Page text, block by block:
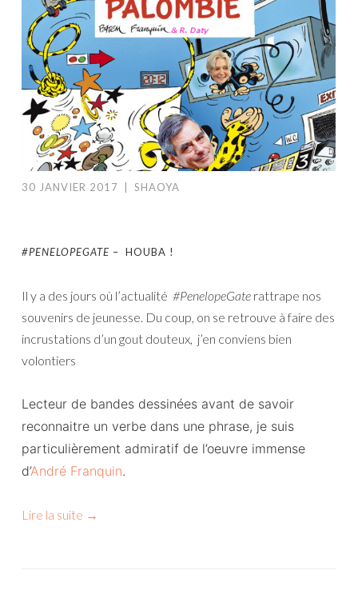
30 JANVIER 2017 SHAOYA
#PENELOPEGATE – HOUBA !
Il y a des jours où l’actualité #PenelopeGate rattrape nos
souvenirs de jeunesse. Du coup, on se retrouve à faire des
incrustations d’un gout douteux, j’en conviens bien
volontiers
Lecteur de bandes dessinées avant de savoir
reconnaitre un verbe dans une phrase, je suis
particulièrement admiratif de l’oeuvre immense
d’André Franquin.
Lire la suite →